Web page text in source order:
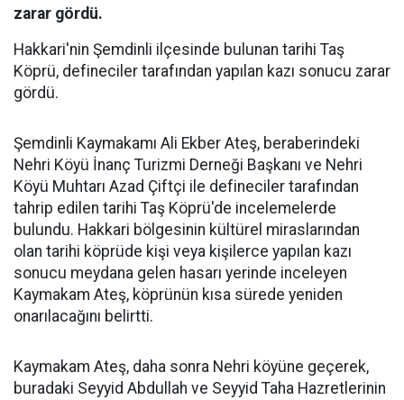
zarar gördü.
Hakkari'nin Şemdinli ilçesinde bulunan tarihi Taş
Köprü, defineciler tarafından yapılan kazı sonucu zarar
gördü.
Şemdinli Kaymakamı Ali Ekber Ateş, beraberindeki
Nehri Köyü İnanç Turizmi Derneği Başkanı ve Nehri
Köyü Muhtarı Azad Çiftçi ile defineciler tarafından
tahrip edilen tarihi Taş Köprü'de incelemelerde
bulundu. Hakkari bölgesinin kültürel miraslarından
olan tarihi köprüde kişi veya kişilerce yapılan kazı
sonucu meydana gelen hasarı yerinde inceleyen
Kaymakam Ateş, köprünün kısa sürede yeniden
onarılacağını belirtti.
Kaymakam Ateş, daha sonra Nehri köyüne geçerek,
buradaki Seyyid Abdullah ve Seyyid Taha Hazretlerinin